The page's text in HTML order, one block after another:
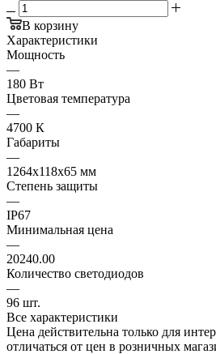
В корзину
Характеристики
Мощность
—
180 Вт
Цветовая температура
—
4700 К
Габариты
—
1264х118х65 мм
Степень защиты
—
IP67
Минимальная цена
—
20240.00
Количество светодиодов
—
96 шт.
Все характеристики
Цена действительна только для
отличаться от цен в розничных